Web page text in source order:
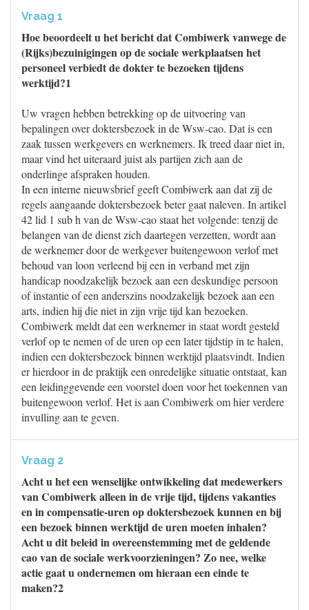
Vraag 1
Hoe beoordeelt u het bericht dat Combiwerk vanwege de
(Rijks)bezuinigingen op de sociale werkplaatsen het
personeel verbiedt de dokter te bezoeken tijdens
werktijd?1
Uw vragen hebben betrekking op de uitvoering van
bepalingen over doktersbezoek in de Wsw-cao. Dat is een
zaak tussen werkgevers en werknemers. Ik treed daar niet in,
maar vind het uiteraard juist als partijen zich aan de
onderlinge afspraken houden.
In een interne nieuwsbrief geeft Combiwerk aan dat zij de
regels aangaande doktersbezoek beter gaat naleven. In artikel
42 lid 1 sub h van de Wsw-cao staat het volgende: tenzij de
belangen van de dienst zich daartegen verzetten, wordt aan
de werknemer door de werkgever buitengewoon verlof met
behoud van loon verleend bij een in verband met zijn
handicap noodzakelijk bezoek aan een deskundige persoon
of instantie of een anderszins noodzakelijk bezoek aan een
arts, indien hij die niet in zijn vrije tijd kan bezoeken.
Combiwerk meldt dat een werknemer in staat wordt gesteld
verlof op te nemen of de uren op een later tijdstip in te halen,
indien een doktersbezoek binnen werktijd plaatsvindt. Indien
er hierdoor in de praktijk een onredelijke situatie ontstaat, kan
een leidinggevende een voorstel doen voor het toekennen van
buitengewoon verlof. Het is aan Combiwerk om hier verdere
invulling aan te geven.
Vraag 2
Acht u het een wenselijke ontwikkeling dat medewerkers
van Combiwerk alleen in de vrije tijd, tijdens vakanties
en in compensatie-uren op doktersbezoek kunnen en bij
een bezoek binnen werktijd de uren moeten inhalen?
Acht u dit beleid in overeenstemming met de geldende
cao van de sociale werkvoorzieningen? Zo nee, welke
actie gaat u ondernemen om hieraan een einde te
maken?2